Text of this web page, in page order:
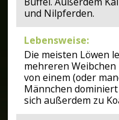
und Nilpferden.
Lebensweise:
Die meisten Löwen
mehreren
von einem (oder
Männchen
sich außerdem zu